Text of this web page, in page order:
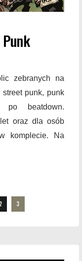
zebranych na
street punk, punk
po beatdown.
oraz dla osób
komplecie. Na
PAGE
2 PAGE
3